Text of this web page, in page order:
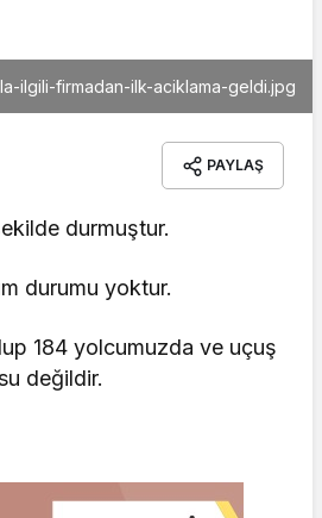
ilgili-firmadan-ilk-aciklama-geldi.jpg
PAYLAŞ
durmuştur.
durumu yoktur.
184 yolcumuzda ve uçuş
değildir.